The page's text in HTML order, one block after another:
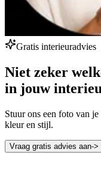
Gratis interieuradvies
Niet zeker
in jouw
Stuur ons een foto van
kleur en stijl.
Vraag gratis advies aan->